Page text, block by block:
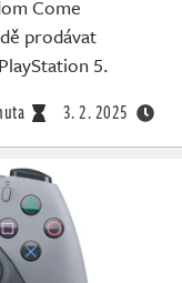
Come
prodávat
5.
3. 2. 2025